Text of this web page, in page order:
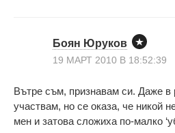
Боян Юруков
19 МАРТ 2010 В 18:52:39
Вътре съм, признавам си. Даже
участвам, но се оказа, че никой
мен и затова сложиха по-малко